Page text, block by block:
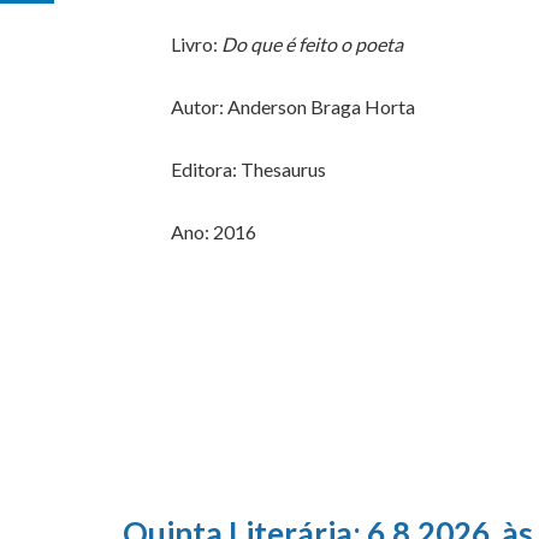
Livro: Do que é feito o poeta
Autor: Anderson Braga Horta
Editora: Thesaurus
Ano: 2016